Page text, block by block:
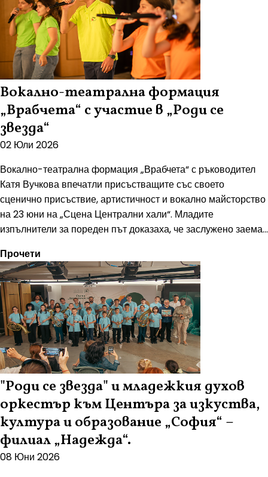
Вокално-театрална формация
„Врабчета“ с участие в „Роди се
звезда“
02 Юли 2026
Вокално-театрална формация „Врабчета“ с ръководител
Катя Вучкова впечатли присъстващите със своето
сценично присъствие, артистичност и вокално майсторство
на 23 юни на „Сцена Централни хали“. Младите
изпълнители за пореден път доказаха, че заслужено заема...
Прочети
"Роди се звезда" и младежкия духов
оркестър към Центъра за изкуства,
култура и образование „София“ –
филиал „Надежда“.
08 Юни 2026